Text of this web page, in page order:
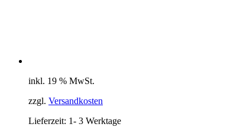
inkl. 19 % MwSt.
zzgl. Versandkosten
Lieferzeit: 1- 3 Werktage